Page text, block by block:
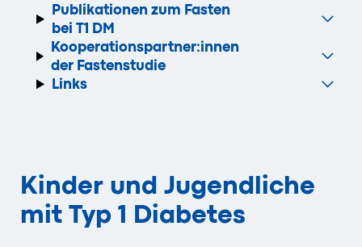
Publikationen zum Fasten
bei T1 DM
Kooperationspartner:innen
der Fastenstudie
Links
Kinder und Jugendliche
mit Typ 1 Diabetes